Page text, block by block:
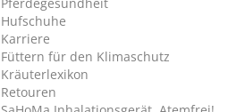
Pferdegesundheit
Hufschuhe
Karriere
Füttern für den Klimaschutz
Kräuterlexikon
Retouren